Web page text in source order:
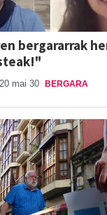
bergararrak
mai 30 BERGARA